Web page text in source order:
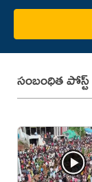
సంబంధిత పోస్ట్